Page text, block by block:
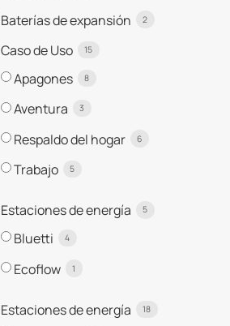
Baterías de expansión 2
Caso de Uso 15
Apagones 8
Aventura 3
Respaldo del hogar 6
Trabajo 5
Estaciones de energía 5
Bluetti 4
Ecoflow 1
Estaciones de energía 18